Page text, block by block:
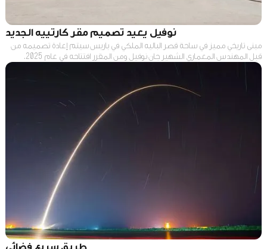
نوفيل يعيد تصميم مقر كارتييه الجديد
مبنى تاريخي مميز في ساحة قصر الباليه الملكي في باريس سيتم إعادة تصميمه من
قبل المهندس المعماري الشهير جان نوفيل ومن المقرر افتتاحه في عام 2025.